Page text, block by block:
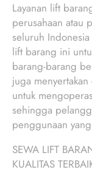
Layanan lift
perusahaan atau
seluruh
lift barang ini
barang-barang
juga
untuk
sehingga
penggunaan
SEWA LIFT
KUALITAS